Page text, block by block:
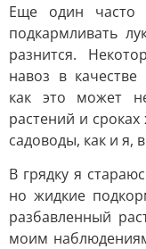
Еще один часто
подкармливать
разнится.
навоз в качестве
как это может
растений и
садоводы, как и
В грядку я
но жидкие
разбавленный
моим